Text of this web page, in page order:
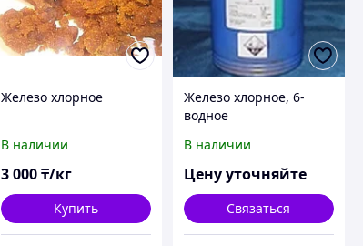
Железо хлорное
В наличии
3 000 ₸/кг
Купить
Железо хлорное, 6-
водное
В наличии
Цену уточняйте
Связаться